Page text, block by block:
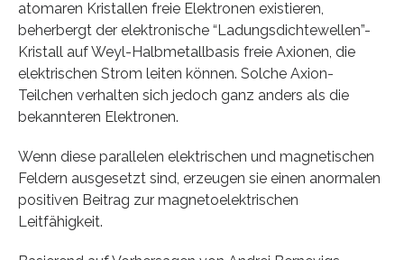
atomaren Kristallen freie Elektronen existieren,
beherbergt der elektronische “Ladungsdichtewellen”-
Kristall auf Weyl-Halbmetallbasis freie Axionen, die
elektrischen Strom leiten können. Solche Axion-
Teilchen verhalten sich jedoch ganz anders als die
bekannteren Elektronen.
Wenn diese parallelen elektrischen und magnetischen
Feldern ausgesetzt sind, erzeugen sie einen anormalen
positiven Beitrag zur magnetoelektrischen
Leitfähigkeit.